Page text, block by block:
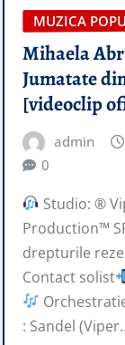
MUZICA
Mihaela
Jumatate
[videoclip
admin
0
Studio: ®
Production™
drepturile
Contact solist
: Sandel